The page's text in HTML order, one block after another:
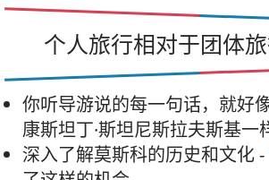
个人旅行相对于团体
你听导游说的每一句话，就好
康斯坦丁·斯坦尼斯拉夫斯基一
深入了解莫斯科的历史和文化 -